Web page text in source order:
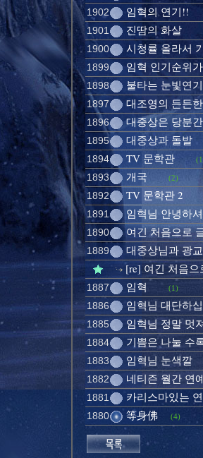
1902 임혁의 연기!!
1901 진땀의 화살
1900 시청률 올라서
1899 임혁 인기순위
1898 불타는 눈빛연기
1897 대조영의 든든
1896 대중상은 당분
1895 대중상과 돌발
1894 TV 문학관
1893 개국 (2)
1892 TV 문학관 2
1891 임혁님 안녕하
1890 여긴 처음으로
1889
대중상님과 광
[re] 여긴 처음으
1887 임혁 (1)
1886 임혁님 대단하
1885 임혁님 정말 멋
1884 기쁨은 나눌 수
1883 임혁님 눈색깔
1882 네티즌 월간 연
1881 카리스마있는
1880 等身佛 (4)